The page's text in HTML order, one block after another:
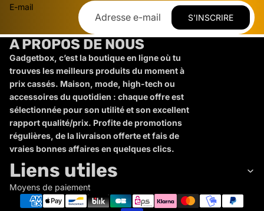
E-mail
S’INSCRIRE
A PROPOS DE NOUS
Gadgetbox, c’est la boutique en ligne où tu
trouves les meilleurs produits du moment à
prix cassés. Maison, mode, high-tech ou
accessoires du quotidien : chaque offre est
sélectionnée pour son utilité et son excellent
rapport qualité/prix. Profite de promotions
régulières, de la livraison offerte et fais de
vraies bonnes affaires en quelques clics.
Liens utiles
Moyens de paiement